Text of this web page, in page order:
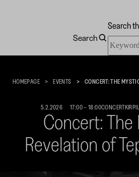
Kirpilä
Collection
Search
Search
the
HOMEPAGE EVENTS CONCERT: THE
5.2.2026 17:00– 18:00CONCERT
Concert:
Revelation of